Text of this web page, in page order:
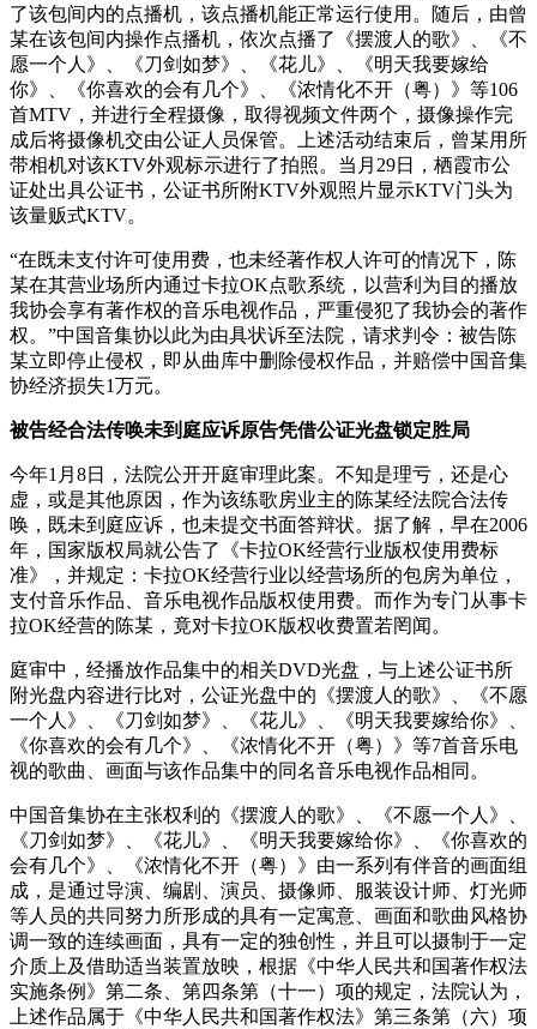
了该包间内的点播机，该点播机能正常运行使用。随后，由曾
某在该包间内操作点播机，依次点播了《摆渡人的歌》、《不
愿一个人》、《刀剑如梦》、《花儿》、《明天我要嫁给
你》、《你喜欢的会有几个》、《浓情化不开（粤）》等106
首MTV，并进行全程摄像，取得视频文件两个，摄像操作完
成后将摄像机交由公证人员保管。上述活动结束后，曾某用所
带相机对该KTV外观标示进行了拍照。当月29日，栖霞市公
证处出具公证书，公证书所附KTV外观照片显示KTV门头为
该量贩式KTV。
“在既未支付许可使用费，也未经著作权人许可的情况下，陈
某在其营业场所内通过卡拉OK点歌系统，以营利为目的播放
我协会享有著作权的音乐电视作品，严重侵犯了我协会的著作
权。”中国音集协以此为由具状诉至法院，请求判令：被告陈
某立即停止侵权，即从曲库中删除侵权作品，并赔偿中国音集
协经济损失1万元。
被告经合法传唤未到庭应诉原告凭借公证光盘锁定胜局
今年1月8日，法院公开开庭审理此案。不知是理亏，还是心
虚，或是其他原因，作为该练歌房业主的陈某经法院合法传
唤，既未到庭应诉，也未提交书面答辩状。据了解，早在2006
年，国家版权局就公告了《卡拉OK经营行业版权使用费标
准》，并规定：卡拉OK经营行业以经营场所的包房为单位，
支付音乐作品、音乐电视作品版权使用费。而作为专门从事卡
拉OK经营的陈某，竟对卡拉OK版权收费置若罔闻。
庭审中，经播放作品集中的相关DVD光盘，与上述公证书所
附光盘内容进行比对，公证光盘中的《摆渡人的歌》、《不愿
一个人》、《刀剑如梦》、《花儿》、《明天我要嫁给你》、
《你喜欢的会有几个》、《浓情化不开（粤）》等7首音乐电
视的歌曲、画面与该作品集中的同名音乐电视作品相同。
中国音集协在主张权利的《摆渡人的歌》、《不愿一个人》、
《刀剑如梦》、《花儿》、《明天我要嫁给你》、《你喜欢的
会有几个》、《浓情化不开（粤）》由一系列有伴音的画面组
成，是通过导演、编剧、演员、摄像师、服装设计师、灯光师
等人员的共同努力所形成的具有一定寓意、画面和歌曲风格协
调一致的连续画面，具有一定的独创性，并且可以摄制于一定
介质上及借助适当装置放映，根据《中华人民共和国著作权法
实施条例》第二条、第四条第（十一）项的规定，法院认为，
上述作品属于《中华人民共和国著作权法》第三条第（六）项